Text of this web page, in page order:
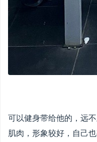
可以健身带给他的，远
肌肉，形象较好，自己